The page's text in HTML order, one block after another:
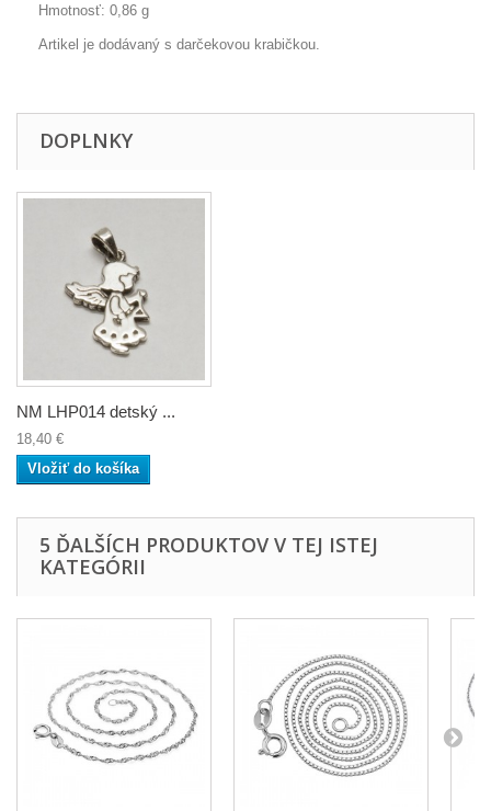
Hmotnosť: 0,86 g
Artikel je dodávaný s darčekovou krabičkou.
DOPLNKY
NM LHP014 detský ...
18,40 €
Vložiť do košíka
5 ĎALŠÍCH PRODUKTOV V TEJ ISTEJ
KATEGÓRII